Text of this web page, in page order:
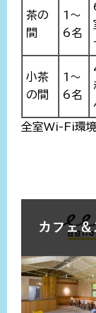
茶の
間
1～
6名
小茶
の間
1～
6名
全室Wi-Fi環境